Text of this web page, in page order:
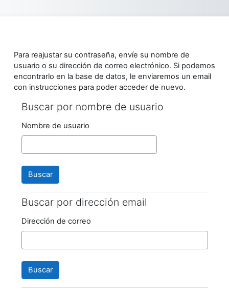
Para reajustar su contraseña, envíe su nombre de
usuario o su dirección de correo electrónico. Si podemos
encontrarlo en la base de datos, le enviaremos un email
con instrucciones para poder acceder de nuevo.
Buscar por nombre de usuario
Buscar por nombre de usuario
Nombre de usuario
Buscar por dirección email
Buscar por dirección email
Dirección de correo